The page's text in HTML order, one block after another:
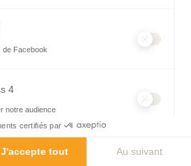
de Facebook
4
notre audience
du site web, il permet de mesurer
certifiés par
J'accepte tout Au suivant